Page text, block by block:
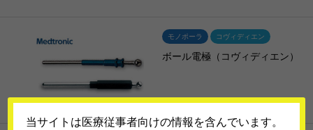
モノポーラ コヴィディエン
ボール電極（コヴィディエン）
当サイトは医療従事者向けの情報を含んでいます。